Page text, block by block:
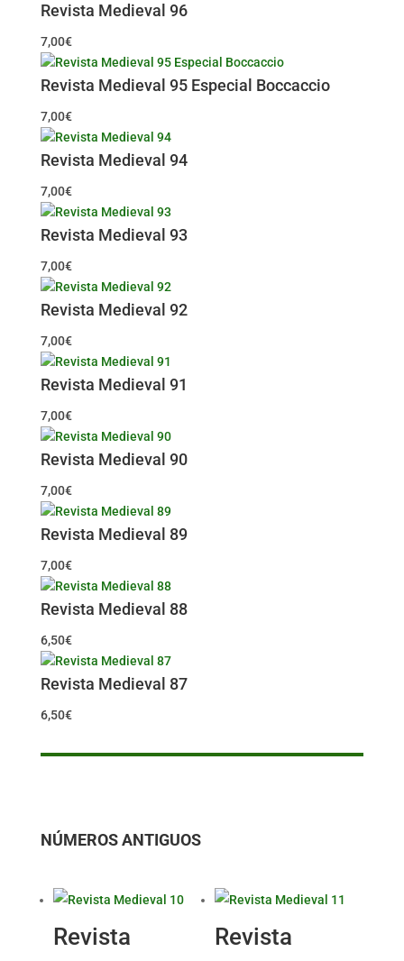
Revista Medieval 96
7,00€
Revista Medieval 95 Especial Boccaccio
7,00€
Revista Medieval 94
7,00€
Revista Medieval 93
7,00€
Revista Medieval 92
7,00€
Revista Medieval 91
7,00€
Revista Medieval 90
7,00€
Revista Medieval 89
7,00€
Revista Medieval 88
6,50€
Revista Medieval 87
6,50€
NÚMEROS ANTIGUOS
Revista
Revista